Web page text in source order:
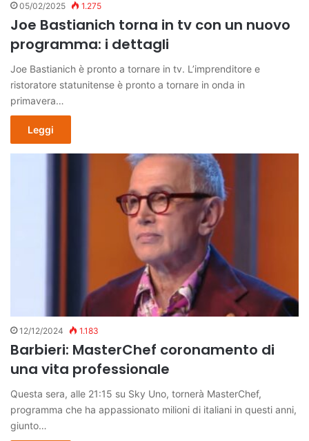
05/02/2025 1.275
Joe Bastianich torna in tv con un nuovo
programma: i dettagli
Joe Bastianich è pronto a tornare in tv. L’imprenditore e
ristoratore statunitense è pronto a tornare in onda in
primavera…
Leggi
12/12/2024 1.183
Barbieri: MasterChef coronamento di
una vita professionale
Questa sera, alle 21:15 su Sky Uno, tornerà MasterChef,
programma che ha appassionato milioni di italiani in questi anni,
giunto…